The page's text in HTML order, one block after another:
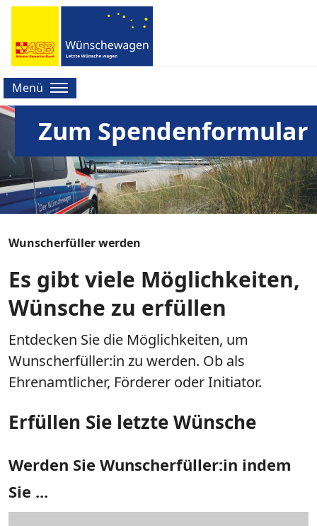
Menü
Zum Spendenformular
Wunscherfüller werden
Es gibt viele Möglichkeiten,
Wünsche zu erfüllen
Entdecken Sie die Möglichkeiten, um
Wunscherfüller:in zu werden. Ob als
Ehrenamtlicher, Förderer oder Initiator.
Erfüllen Sie letzte Wünsche
Werden Sie Wunscherfüller:in indem
Sie ...